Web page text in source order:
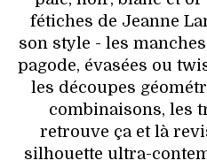
fétiches de Jeanne
son style - les
pagode, évasées ou
les découpes
combinaisons, les
retrouve ça et là
silhouette ultra-